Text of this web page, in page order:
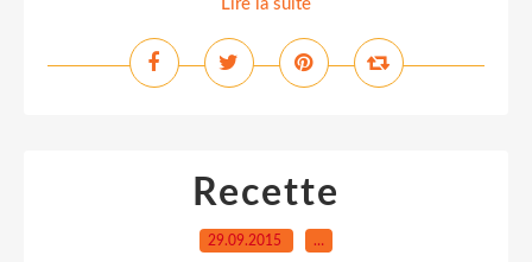
Lire la suite
Recette
29.09.2015 …